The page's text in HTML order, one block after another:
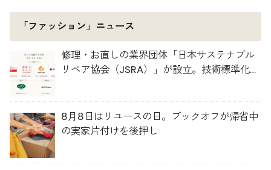
「ファッション」ニュース
修理・お直しの業界団体「日本サステナブル
リペア協会（JSRA）」が設立。技術標準化や
8月8日はリユースの日。ブックオフが帰省中
の実家片付けを後押し